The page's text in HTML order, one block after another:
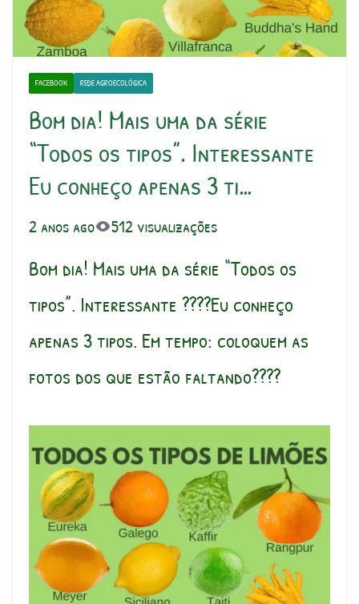
FACEBOOK REDE AGROECOLÓGICA
Bom dia! Mais uma da série
“Todos os tipos”. Interessante
Eu conheço apenas 3 ti…
2 anos ago 512 visualizações
Bom dia! Mais uma da série “Todos os
tipos”. Interessante ????Eu conheço
apenas 3 tipos. Em tempo: coloquem as
fotos dos que estão faltando????